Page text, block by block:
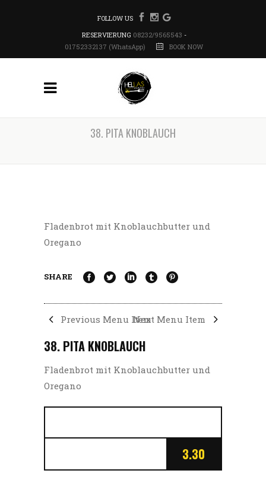
FOLLOW US
RESERVIERUNG 08232/9565543 -
01752332137 (WhatsApp)
BOOK NOW
38. PITA KNOBLAUCH
Fladenbrot mit Knoblauchbutter und
Oregano
SHARE
Previous Menu ItemNext Menu Item
38. PITA KNOBLAUCH
Fladenbrot mit Knoblauchbutter und
Oregano
3.30